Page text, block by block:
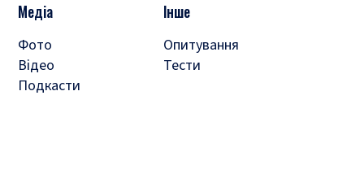
Медіа
Фото
Відео
Подкасти
Інше
Опитування
Тести